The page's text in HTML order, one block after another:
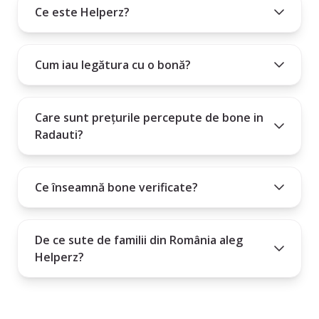
Ce este Helperz?
Cum iau legătura cu o bonă?
Care sunt prețurile percepute de bone in
Radauti?
Ce înseamnă bone verificate?
De ce sute de familii din România aleg
Helperz?